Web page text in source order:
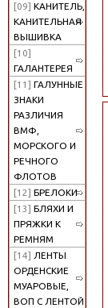
[09] КАНИТЕЛЬ,
КАНИТЕЛЬНАЯ
ВЫШИВКА
[10]
ГАЛАНТЕРЕЯ
[11] ГАЛУННЫЕ
ЗНАКИ
РАЗЛИЧИЯ
ВМФ,
МОРСКОГО И
РЕЧНОГО
ФЛОТОВ
[12] БРЕЛОКИ
[13] БЛЯХИ И
ПРЯЖКИ К
РЕМНЯМ
[14] ЛЕНТЫ
ОРДЕНСКИЕ
МУАРОВЫЕ,
ВОП С ЛЕНТОЙ